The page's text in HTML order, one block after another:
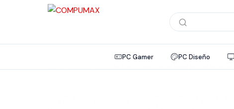
Búsqueda
de
productos
PC Gamer PC Diseño